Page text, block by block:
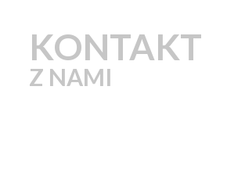
KONTAKT
Z NAMI